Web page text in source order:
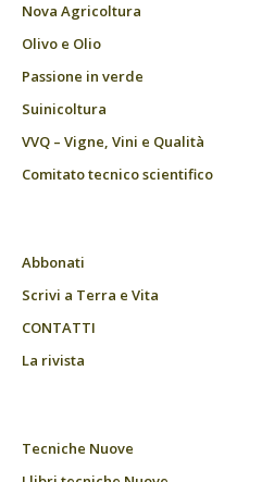
Nova Agricoltura
Olivo e Olio
Passione in verde
Suinicoltura
VVQ – Vigne, Vini e Qualità
Comitato tecnico scientifico
Abbonati
Scrivi a Terra e Vita
CONTATTI
La rivista
Tecniche Nuove